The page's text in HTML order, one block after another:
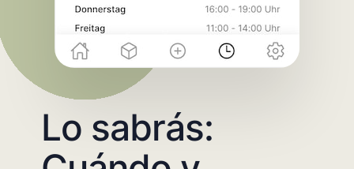
Lo sabrás: